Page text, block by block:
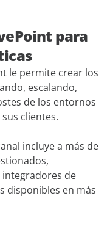
para
le permite crear los
escalando,
de los entornos
clientes.
incluye a más de
de
disponibles en más